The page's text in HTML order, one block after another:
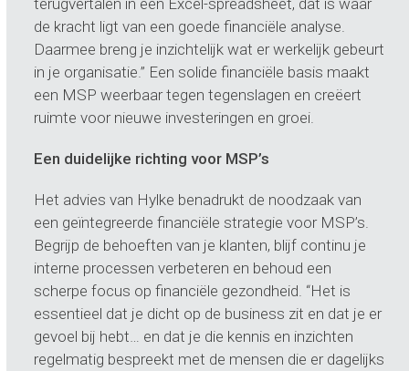
de kracht ligt van een goede financiële analyse.
Daarmee breng je inzichtelijk wat er werkelijk gebeurt
in je organisatie.” Een solide financiële basis maakt
een MSP weerbaar tegen tegenslagen en creëert
ruimte voor nieuwe investeringen en groei.
Een duidelijke richting voor MSP’s
Het advies van Hylke benadrukt de noodzaak van
een geïntegreerde financiële strategie voor MSP’s.
Begrijp de behoeften van je klanten, blijf continu je
interne processen verbeteren en behoud een
scherpe focus op financiële gezondheid. “Het is
essentieel dat je dicht op de business zit en dat je er
gevoel bij hebt… en dat je die kennis en inzichten
regelmatig bespreekt met de mensen die er dagelijks